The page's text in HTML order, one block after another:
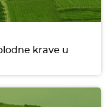
krave u